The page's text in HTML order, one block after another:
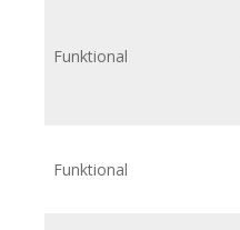
Funktional
Funktional